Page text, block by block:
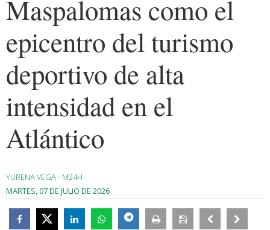
Maspalomas como el
epicentro del turismo
deportivo de alta
intensidad en el
Atlántico
YURENA VEGA - M24H
MARTES, 07 DE JULIO DE 2026